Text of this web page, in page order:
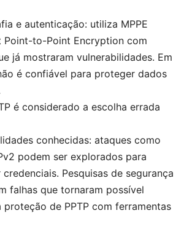
e autenticação: utiliza MPPE
Point-to-Point Encryption com
já mostraram vulnerabilidades. Em
é confiável para proteger dados
é considerado a escolha errada
conhecidas: ataques como
podem ser explorados para
Pesquisas de segurança
falhas que tornaram possível
proteção de PPTP com ferramentas